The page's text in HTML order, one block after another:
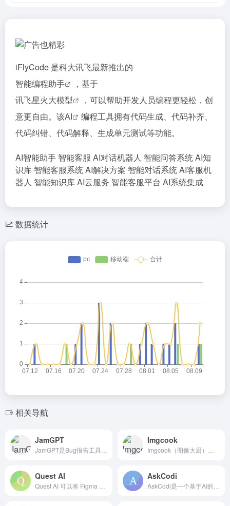
iFlyCode 是科大讯飞最新推出的
智能编程助手
，基于
讯飞星火大模型
，可以帮助开发人员编程更轻松，创
意更自由。该AI
编程工具拥有代码生成、代码补齐、
代码纠错、代码解释、生成单元测试等功能。
AI智能助手 智能客服 AI对话机器人 智能问答系统AI知
识库 智能客服系统AI解决方案 智能对话系统AI客服机
器人 智能知识库AI云服务 智能客服平台 AI系统集成
数据统计
相关导航
JamGPT Imgcook
Quest AI AskCodi